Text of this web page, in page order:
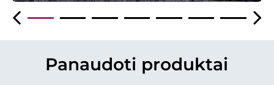
Panaudoti produktai